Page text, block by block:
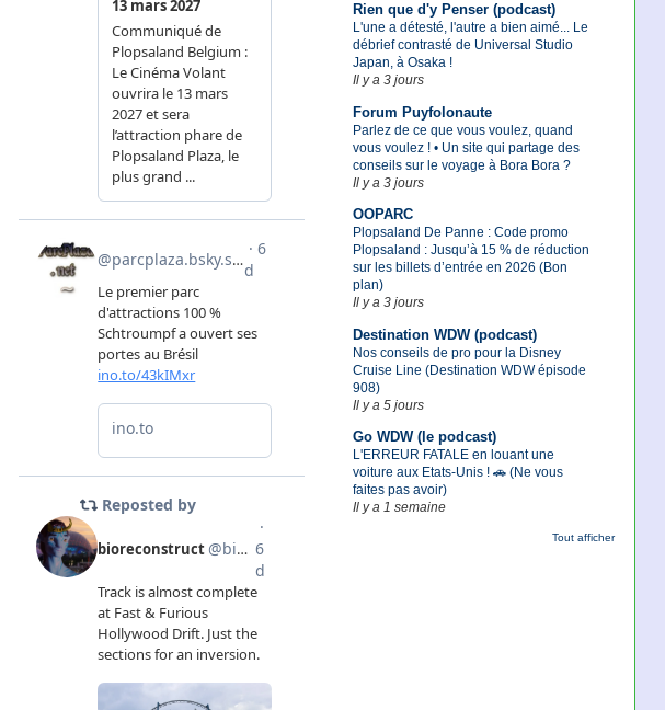
Rien que d'y Penser (podcast)
L'une a détesté, l'autre a bien aimé... Le
débrief contrasté de Universal Studio
Japan, à Osaka !
Il y a 3 jours
Forum Puyfolonaute
Parlez de ce que vous voulez, quand
vous voulez ! • Un site qui partage des
conseils sur le voyage à Bora Bora ?
Il y a 3 jours
OOPARC
Plopsaland De Panne : Code promo
Plopsaland : Jusqu’à 15 % de réduction
sur les billets d’entrée en 2026 (Bon
plan)
Il y a 3 jours
Destination WDW (podcast)
Nos conseils de pro pour la Disney
Cruise Line (Destination WDW épisode
908)
Il y a 5 jours
Go WDW (le podcast)
L'ERREUR FATALE en louant une
voiture aux Etats-Unis ! 🚗 (Ne vous
faites pas avoir)
Il y a 1 semaine
Tout afficher